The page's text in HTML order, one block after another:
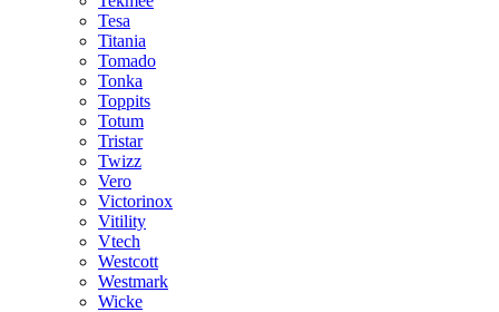
Tesa
Titania
Tomado
Tonka
Toppits
Totum
Tristar
Twizz
Vero
Victorinox
Vitility
Vtech
Westcott
Westmark
Wicke